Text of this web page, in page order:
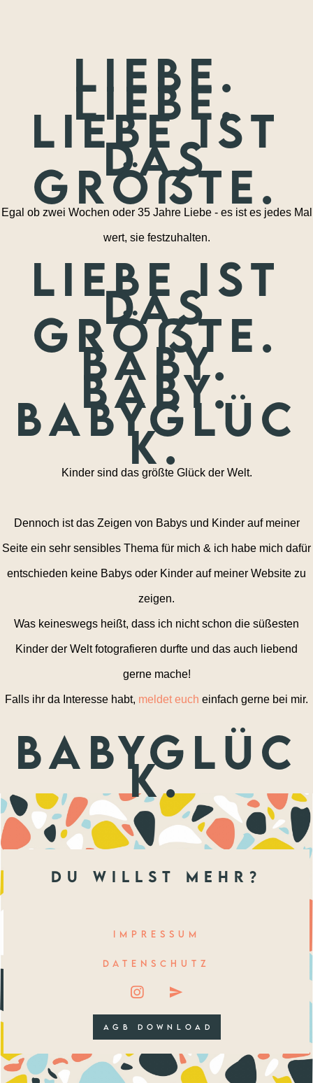
Liebe.
Liebe.
Liebe ist
das
größte.
Egal ob zwei Wochen oder 35 Jahre Liebe - es ist es jedes Mal
wert, sie festzuhalten.
Liebe ist
das
größte.
Baby.
Baby.
Babyglüc
k.
Kinder sind das größte Glück der Welt.
Dennoch ist das Zeigen von Babys und Kinder auf meiner
Seite ein sehr sensibles Thema für mich & ich habe mich dafür
entschieden keine Babys oder Kinder auf meiner Website zu
zeigen.
Was keineswegs heißt, dass ich nicht schon die süßesten
Kinder der Welt fotografieren durfte und das auch liebend
gerne mache!
Falls ihr da Interesse habt, meldet euch einfach gerne bei mir.
Babyglüc
k.
du willst mehr?
IMPRESSUM
DATENSCHUTZ
AGB DOWNLOAD